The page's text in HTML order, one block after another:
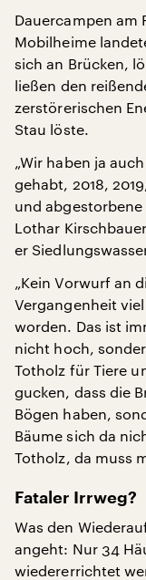
Dauercampen am
Mobilheime
sich an Brücken,
ließen den
zerstörerischen
Stau löste.
„Wir haben ja
gehabt, 2018,
und
Lothar
er
„Kein Vorwurf an
Vergangenheit
worden. Das ist
nicht hoch,
Totholz für Tiere
gucken, dass die
Bögen haben,
Bäume sich da
Totholz, da muss
Fataler Irrweg?
Was den
angeht: Nur 34
wiedererrichtet